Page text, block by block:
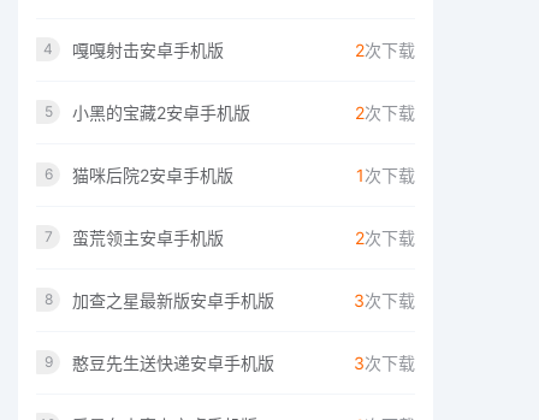
4 嘎嘎射击安卓手机版 2次下载
5 小黑的宝藏2安卓手机版 2次下载
6 猫咪后院2安卓手机版 1次下载
7 蛮荒领主安卓手机版 2次下载
8 加查之星最新版安卓手机版 3次下载
9 憨豆先生送快递安卓手机版 3次下载